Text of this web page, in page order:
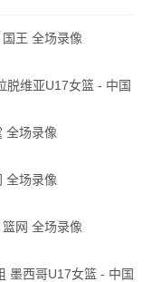
王 全场录像
脱维亚U17女篮 - 中国
全场录像
全场录像
网 全场录像
墨西哥U17女篮 - 中国